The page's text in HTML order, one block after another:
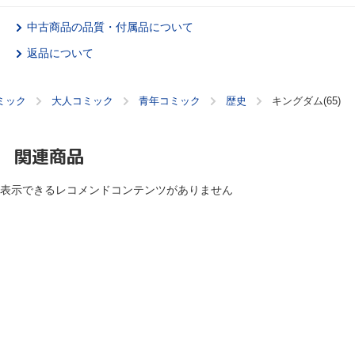
中古商品の品質・付属品について
返品について
ック 大人コミック 青年コミック 歴史 キングダム(65)
関連商品
表示できるレコメンドコンテンツがありません